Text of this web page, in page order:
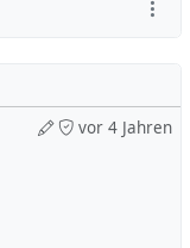
vor 4 Jahren